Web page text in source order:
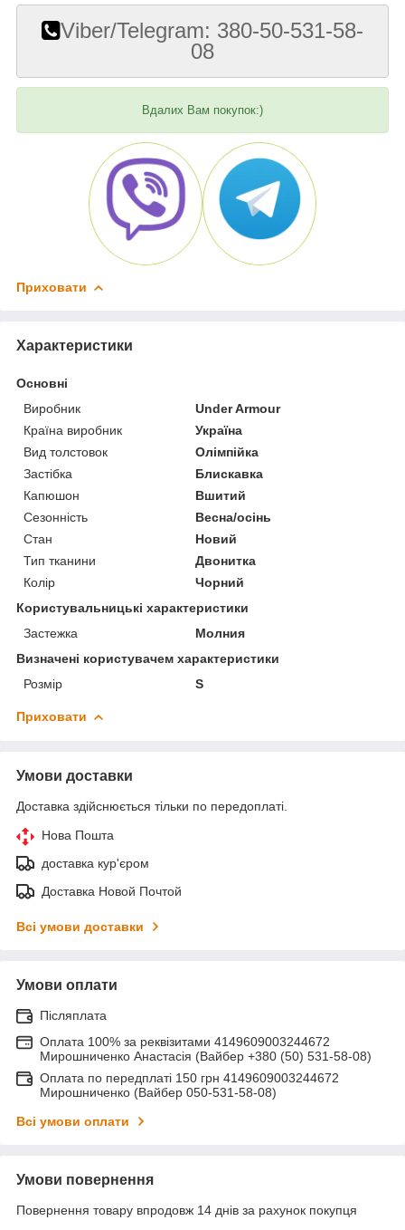
Viber/Telegram: 380-50-531-58-
08
Вдалих Вам покупок:)
Приховати
Характеристики
Основні
Виробник
Under Armour
Країна виробник
Україна
Вид толстовок
Олімпійка
Застібка
Блискавка
Капюшон
Вшитий
Сезонність
Весна/осінь
Стан
Новий
Тип тканини
Двонитка
Колір
Чорний
Користувальницькі характеристики
Застежка
Молния
Визначені користувачем характеристики
Розмір
S
Приховати
Умови доставки
Доставка здійснюється тільки по передоплаті.
Нова Пошта
доставка кур'єром
Доставка Новой Почтой
Всі умови доставки
Умови оплати
Післяплата
Оплата 100% за реквізитами 4149609003244672
Мирошниченко Анастасія (Вайбер +380 (50) 531-58-08)
Оплата по передплаті 150 грн 4149609003244672
Мирошниченко (Вайбер 050-531-58-08)
Всі умови оплати
Умови повернення
Повернення товару впродовж 14 днів за рахунок покупця